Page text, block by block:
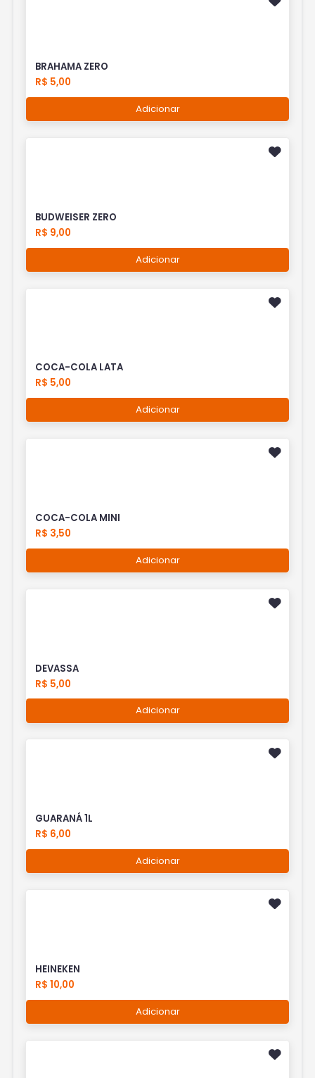
BRAHAMA ZERO
R$ 5,00
Adicionar
BUDWEISER ZERO
R$ 9,00
Adicionar
COCA-COLA LATA
R$ 5,00
Adicionar
COCA-COLA MINI
R$ 3,50
Adicionar
DEVASSA
R$ 5,00
Adicionar
GUARANÁ 1L
R$ 6,00
Adicionar
HEINEKEN
R$ 10,00
Adicionar